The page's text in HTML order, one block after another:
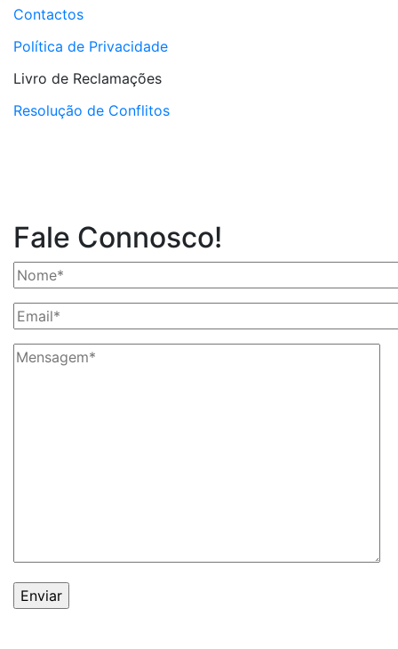
Contactos
Política de Privacidade
Livro de Reclamações
Resolução de Conflitos
Fale Connosco!